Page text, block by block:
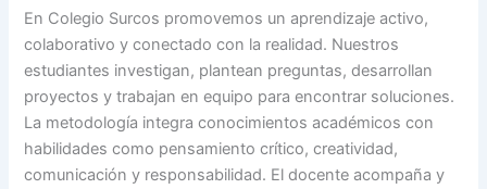
En Colegio Surcos promovemos un aprendizaje activo,
colaborativo y conectado con la realidad. Nuestros
estudiantes investigan, plantean preguntas, desarrollan
proyectos y trabajan en equipo para encontrar soluciones.
La metodología integra conocimientos académicos con
habilidades como pensamiento crítico, creatividad,
comunicación y responsabilidad. El docente acompaña y